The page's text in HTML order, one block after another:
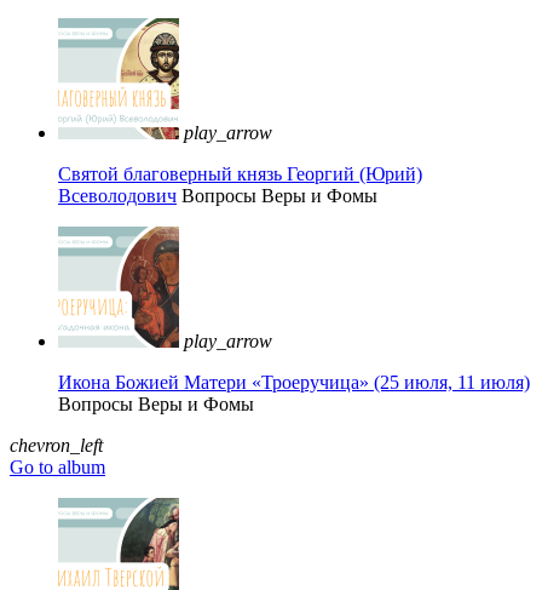
play_arrow
Святой благоверный князь Георгий (Юрий)
Всеволодович Вопросы Веры и Фомы
play_arrow
Икона Божией Матери «Троеручица» (25 июля, 11 июля)
Вопросы Веры и Фомы
chevron_left
Go to album